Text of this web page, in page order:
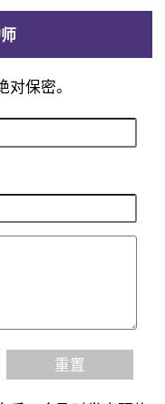
保密。
重置